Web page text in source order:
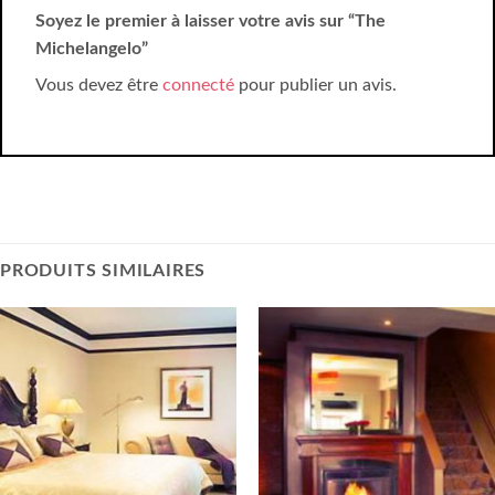
Soyez le premier à laisser votre avis sur “The
Michelangelo”
Vous devez être connecté pour publier un avis.
PRODUITS SIMILAIRES